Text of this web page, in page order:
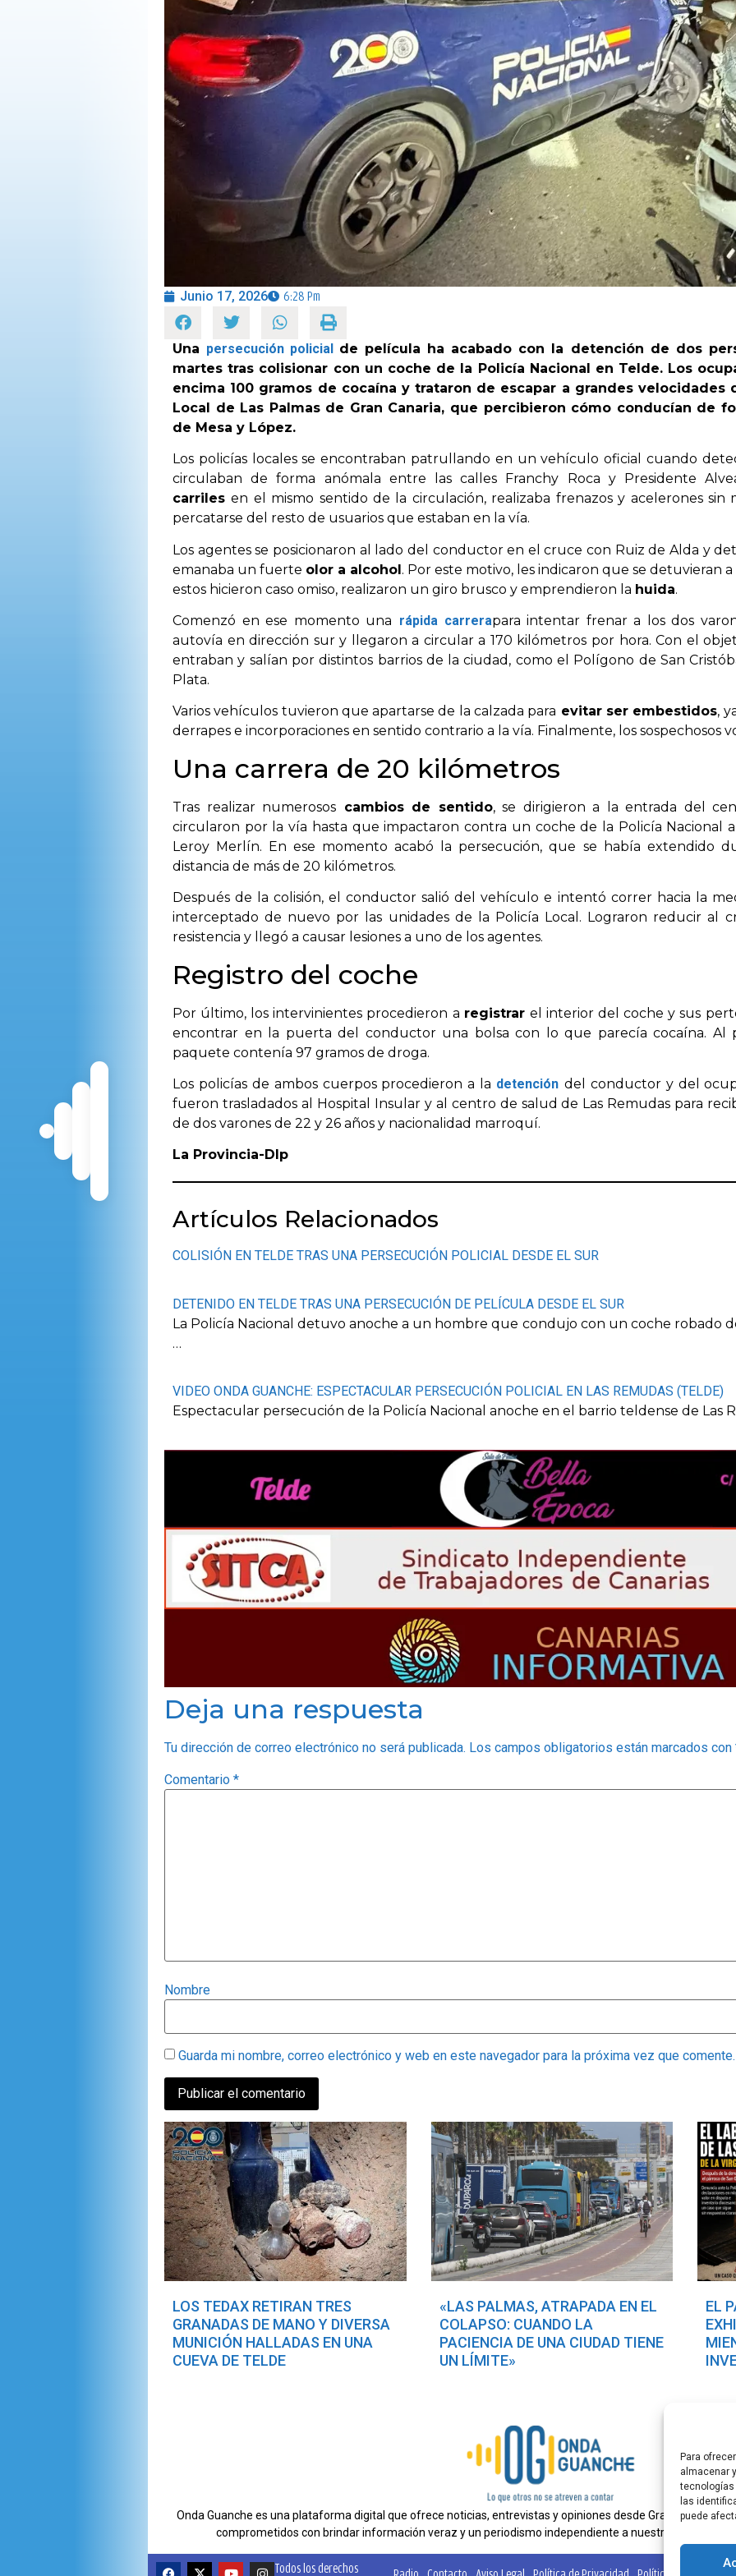
Para
almacenar
tecnologías
las
puede
PROGRAMAS
Junio 17, 2026 6:28 Pm
Una persecución policial de película ha acabado con la detención de dos
martes tras colisionar con un coche de la Policía Nacional en Telde. Los
encima 100 gramos de cocaína y trataron de escapar a grandes velocidades
Local de Las Palmas de Gran Canaria, que percibieron cómo conducían de
de Mesa y López.
Los policías locales se encontraban patrullando en un vehículo oficial cuando
circulaban de forma anómala entre las calles Franchy Roca y Presidente
carrilesen el mismo sentido de la circulación, realizaba frenazos y acelerones
percatarse del resto de usuarios que estaban en la vía.
Los agentes se posicionaron al lado del conductor en el cruce con Ruiz de Alda y
emanaba un fuerte olor a alcohol. Por este motivo, les indicaron que se detuvieran
estos hicieron caso omiso, realizaron un giro brusco y emprendieron la huida.
Comenzó en ese momento una rápida carrerapara intentar frenar a los dos
autovía en dirección sur y llegaron a circular a 170 kilómetros por hora. Con el
entraban y salían por distintos barrios de la ciudad, como el Polígono de San
Plata.
Varios vehículos tuvieron que apartarse de la calzada para evitar ser embestidos,
derrapes e incorporaciones en sentido contrario a la vía. Finalmente, los sospechosos
Una carrera de 20 kilómetros
Tras realizar numerosos cambios de sentido, se dirigieron a la entrada del
circularon por la vía hasta que impactaron contra un coche de la Policía Nacional
Leroy Merlín. En ese momento acabó la persecución, que se había extendido
distancia de más de 20 kilómetros.
Después de la colisión, el conductor salió del vehículo e intentó correr hacia la
interceptado de nuevo por las unidades de la Policía Local. Lograron reducir al
resistencia y llegó a causar lesiones a uno de los agentes.
Registro del coche
Por último, los intervinientes procedieron a registrar el interior del coche y sus
encontrar en la puerta del conductor una bolsa con lo que parecía cocaína. Al
paquete contenía 97 gramos de droga.
Los policías de ambos cuerpos procedieron a la detención del conductor y del
fueron trasladados al Hospital Insular y al centro de salud de Las Remudas para
de dos varones de 22 y 26 años y nacionalidad marroquí.
La Provincia-Dlp
Artículos Relacionados
COLISIÓN EN TELDE TRAS UNA PERSECUCIÓN POLICIAL DESDE EL SUR
DETENIDO EN TELDE TRAS UNA PERSECUCIÓN DE PELÍCULA DESDE EL SUR
La Policía Nacional detuvo anoche a un hombre que condujo con un coche robado
…
VIDEO ONDA GUANCHE: ESPECTACULAR PERSECUCIÓN POLICIAL EN LAS REMUDAS (TELDE)
Espectacular persecución de la Policía Nacional anoche en el barrio teldense de Las
Deja una respuesta
Tu dirección de correo electrónico no será publicada. Los campos obligatorios están marcados con
Comentario *
Nombre
Guarda mi nombre, correo electrónico y web en este navegador para la próxima vez que comente.
LOS TEDAX RETIRAN TRES
GRANADAS DE MANO Y DIVERSA
MUNICIÓN HALLADAS EN UNA
CUEVA DE TELDE
«LAS PALMAS, ATRAPADA EN EL
COLAPSO: CUANDO LA
PACIENCIA DE UNA CIUDAD TIENE
UN LÍMITE»
EL
Onda Guanche es una plataforma digital que ofrece noticias, entrevistas y opiniones desde Gran Canaria.
comprometidos con brindar información veraz y un periodismo independiente a nuestra audiencia.
Todos los derechos